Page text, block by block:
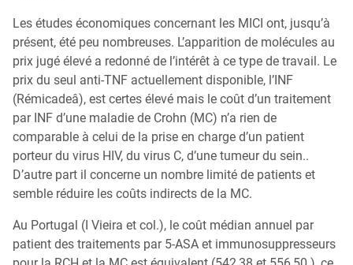
Les études économiques concernant les MICI ont, jusqu’à
présent, été peu nombreuses. L’apparition de molécules au
prix jugé élevé a redonné de l’intérêt à ce type de travail. Le
prix du seul anti-TNF actuellement disponible, l’INF
(Rémicadeâ), est certes élevé mais le coût d’un traitement
par INF d’une maladie de Crohn (MC) n’a rien de
comparable à celui de la prise en charge d’un patient
porteur du virus HIV, du virus C, d’une tumeur du sein..
D’autre part il concerne un nombre limité de patients et
semble réduire les coûts indirects de la MC.
Au Portugal (I Vieira et col.), le coût médian annuel par
patient des traitements par 5-ASA et immunosuppresseurs